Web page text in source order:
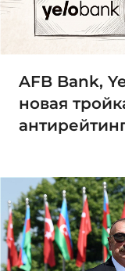
AFB Bank,
новая